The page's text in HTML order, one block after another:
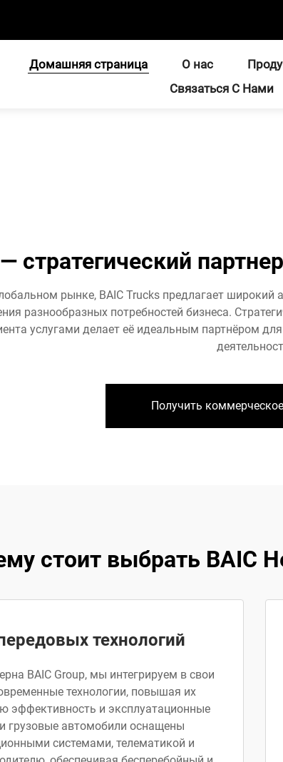
Домашняя страница О нас
Связаться С Нами
стратегический
рынке, BAIC Trucks предлагает
разнообразных потребностей бизнеса.
услугами делает её идеальным партнёром
Получить
стоит выбрать BAIC
технологий
BAIC Group, мы интегрируем в свои
технологии, повышая их
эффективность и эксплуатационные
грузовые автомобили оснащены
системами, телематикой и